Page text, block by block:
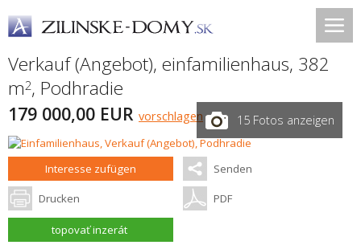
Verkauf (Angebot), einfamilienhaus, 382
m2, Podhradie
179 000,00 EUR vorschlagen 15 Fotos anzeigen
Interesse zufügen Senden
Drucken PDF
topovať inzerát